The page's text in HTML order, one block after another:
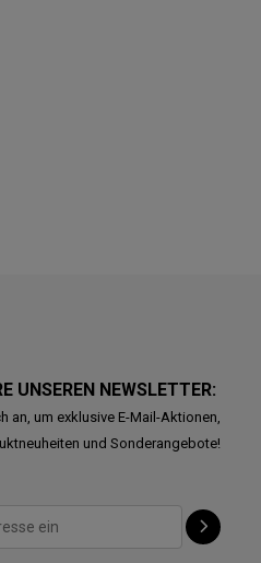
UNSEREN NEWSLETTER:
an, um exklusive E-Mail-Aktionen,
und Sonderangebote!